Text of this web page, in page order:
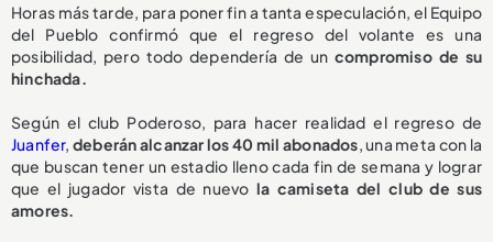
Horas más tarde, para poner fin a tanta especulación, el Equipo
del Pueblo confirmó que el regreso del volante es una
posibilidad, pero todo dependería de un compromiso de su
hinchada.
Según el club Poderoso, para hacer realidad el regreso de
Juanfer,deberán alcanzar los 40 mil abonados, una meta con la
que buscan tener un estadio lleno cada fin de semana y lograr
que el jugador vista de nuevo la camiseta del club de sus
amores.